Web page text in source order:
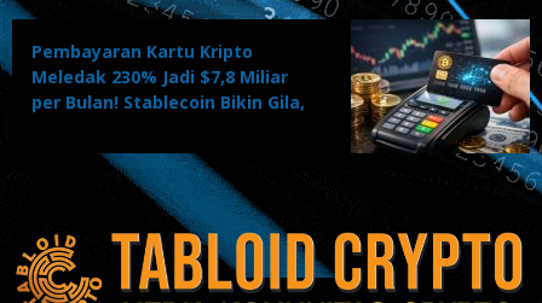
Pembayaran Kartu Kripto
Meledak 230% Jadi $7,8 Miliar
per Bulan! Stablecoin Bikin Gila,